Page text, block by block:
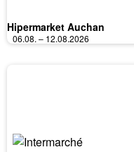
Hipermarket Auchan
06.08. – 12.08.2026